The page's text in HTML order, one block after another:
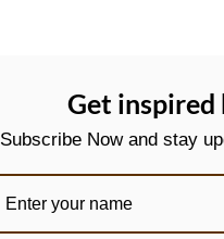
Get
Subscribe Now and stay